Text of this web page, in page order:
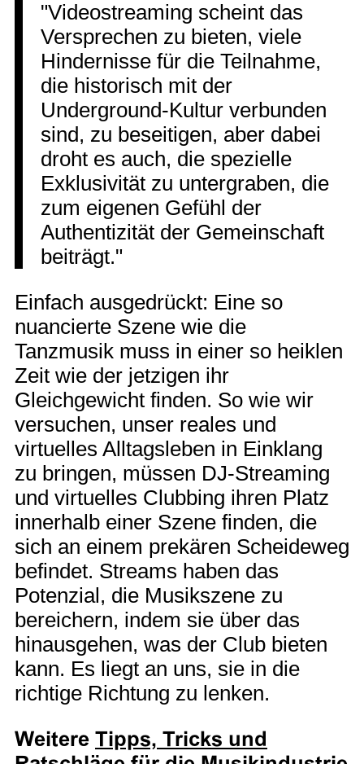
"Videostreaming scheint das
Versprechen zu bieten, viele
Hindernisse für die Teilnahme,
die historisch mit der
Underground-Kultur verbunden
sind, zu beseitigen, aber dabei
droht es auch, die spezielle
Exklusivität zu untergraben, die
zum eigenen Gefühl der
Authentizität der Gemeinschaft
beiträgt."
Einfach ausgedrückt: Eine so
nuancierte Szene wie die
Tanzmusik muss in einer so heiklen
Zeit wie der jetzigen ihr
Gleichgewicht finden. So wie wir
versuchen, unser reales und
virtuelles Alltagsleben in Einklang
zu bringen, müssen DJ-Streaming
und virtuelles Clubbing ihren Platz
innerhalb einer Szene finden, die
sich an einem prekären Scheideweg
befindet. Streams haben das
Potenzial, die Musikszene zu
bereichern, indem sie über das
hinausgehen, was der Club bieten
kann. Es liegt an uns, sie in die
richtige Richtung zu lenken.
Weitere Tipps, Tricks und